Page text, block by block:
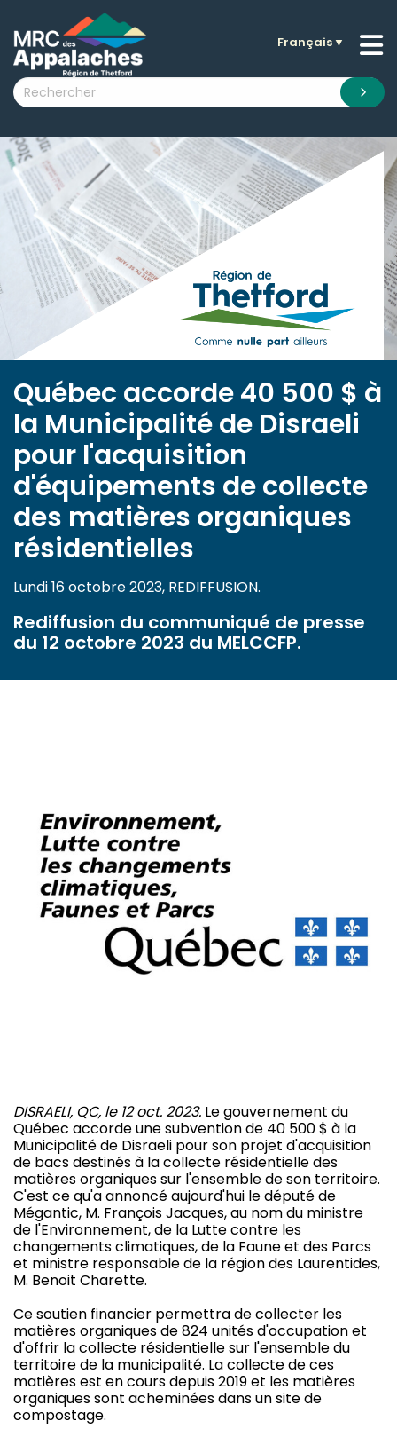
submenu (La MRC )
submenu (Citoyens )
submenu (Visiteurs )
submenu (Nouvelles )
submenu (Documentation )
Français▼
Québec accorde 40 500 $ à
la Municipalité de Disraeli
pour l'acquisition
d'équipements de collecte
des matières organiques
résidentielles
Lundi 16 octobre 2023, REDIFFUSION.
Rediffusion du communiqué de presse
du 12 octobre 2023 du MELCCFP.
DISRAELI, QC, le 12 oct. 2023. Le gouvernement du
Québec accorde une subvention de 40 500 $ à la
Municipalité de Disraeli pour son projet d'acquisition
de bacs destinés à la collecte résidentielle des
matières organiques sur l'ensemble de son territoire.
C'est ce qu'a annoncé aujourd'hui le député de
Mégantic, M. François Jacques, au nom du ministre
de l'Environnement, de la Lutte contre les
changements climatiques, de la Faune et des Parcs
et ministre responsable de la région des Laurentides,
M. Benoit Charette.
Ce soutien financier permettra de collecter les
matières organiques de 824 unités d'occupation et
d'offrir la collecte résidentielle sur l'ensemble du
territoire de la municipalité. La collecte de ces
matières est en cours depuis2019 et les matières
organiques sont acheminées dans un site de
compostage.